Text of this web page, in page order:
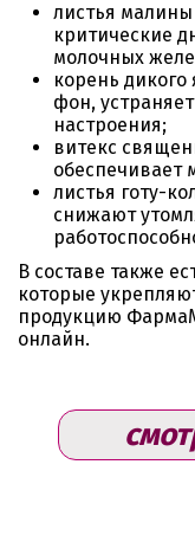
листья
критические
молочных
корень
фон,
настроения;
витекс
обеспечивает
листья готу-
снижают
В составе также
которые
продукцию
онлайн.